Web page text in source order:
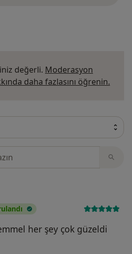
değerli. Moderasyon
daha fazlasını öğrenin.
her şey çok güzeldi